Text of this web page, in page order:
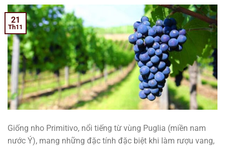
21
Th11
Giống nho Primitivo, nổi tiếng từ vùng Puglia (miền nam
nước Ý), mang những đặc tính đặc biệt khi làm rượu vang,